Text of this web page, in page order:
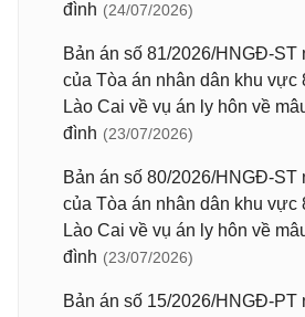
đình (24/07/2026)
Bản án số 81/2026/HNGĐ-ST
của Tòa án nhân dân khu vực
Lào Cai về vụ án ly hôn về
đình (23/07/2026)
Bản án số 80/2026/HNGĐ-ST
của Tòa án nhân dân khu vực
Lào Cai về vụ án ly hôn về
đình (23/07/2026)
Bản án số 15/2026/HNGĐ-PT